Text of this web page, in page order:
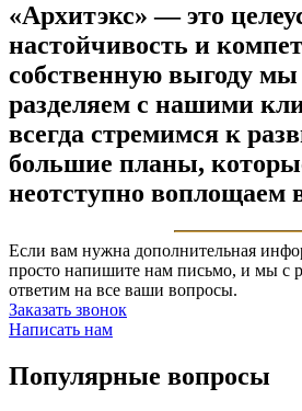
«Архитэкс» — это
настойчивость и
собственную выгоду мы
разделяем с нашими
всегда стремимся к
большие планы,
неотступно воплощаем
Если вам нужна дополнительная
просто напишите нам письмо, и мы с
ответим на все ваши вопросы.
Заказать звонок
Написать нам
Популярные вопросы